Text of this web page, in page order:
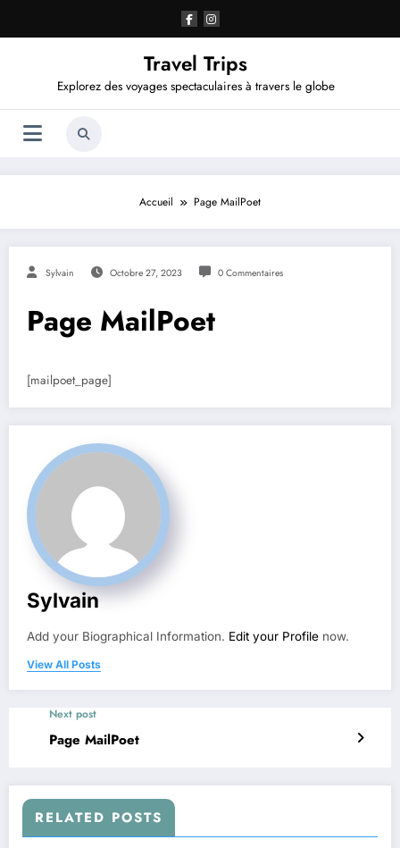
contenu
Travel Trips
Explorez des voyages spectaculaires à travers le globe
Accueil Page MailPoet
Sylvain Octobre 27, 2023 0 Commentaires
Page MailPoet
[mailpoet_page]
Sylvain
Add your Biographical Information. Edit your Profile now.
View All Posts
Next post
Page MailPoet
RELATED POSTS